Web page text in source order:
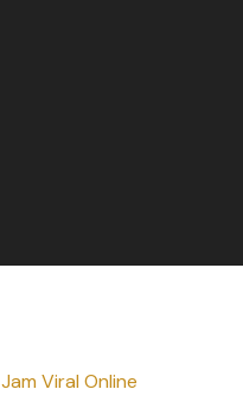
Viral Online